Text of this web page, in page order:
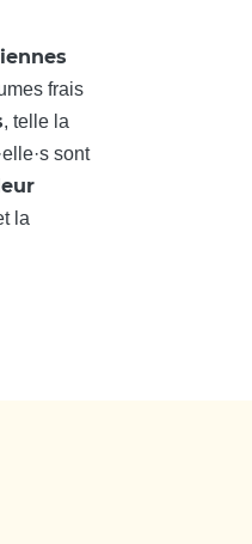
frais
, telle la
sont
la